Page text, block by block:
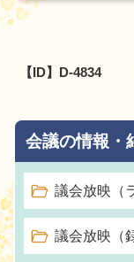
【ID】 D-4834
会議の情報・
議会放映（
議会放映（